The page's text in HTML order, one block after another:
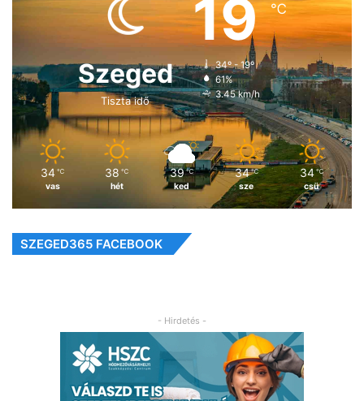
Szeged
Tiszta idő
19℃
34º - 19º
61%
3.45 km/h
34 ℃
vas
38 ℃
hét
39 ℃
ked
34 ℃
sze
34 ℃
csü
SZEGED365 FACEBOOK
- Hirdetés -